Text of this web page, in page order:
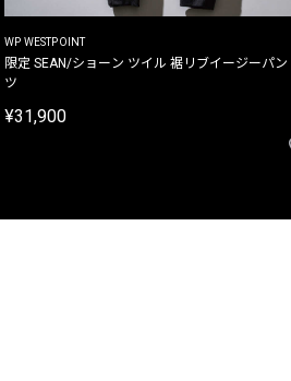
WP WESTPOINT
限定 SEAN/ショーン ツイル 裾リブイージーパン
ツ
¥31,900